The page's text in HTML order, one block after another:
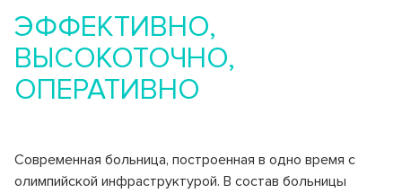
ЭФФЕКТИВНО,
ВЫСОКОТОЧНО,
ОПЕРАТИВНО
Современная больница, построенная в одно время с
олимпийской инфраструктурой. В состав больницы